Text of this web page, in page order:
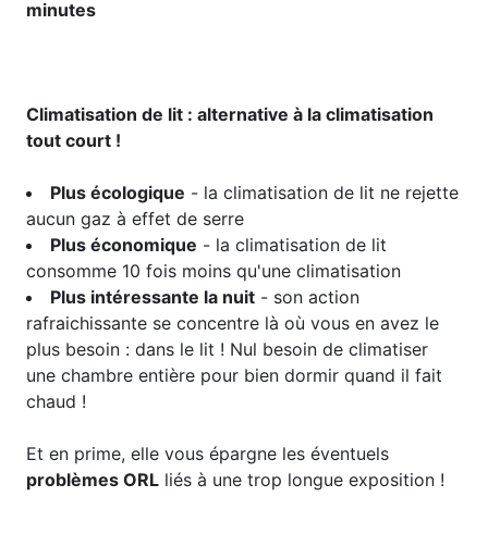
minutes
​Climatisation de lit : alternative à la climatisation
tout court !
Plus écologique - la climatisation de lit ne rejette
aucun gaz à effet de serre
Plus économique - la climatisation de lit
consomme 10 fois moins qu'une climatisation
Plus intéressante la nuit - son action
rafraichissante se concentre là où vous en avez le
plus besoin : dans le lit ! Nul besoin de climatiser
une chambre entière pour bien dormir quand il fait
chaud !
Et en prime, elle vous épargne les éventuels
problèmes ORL liés à une trop longue exposition !